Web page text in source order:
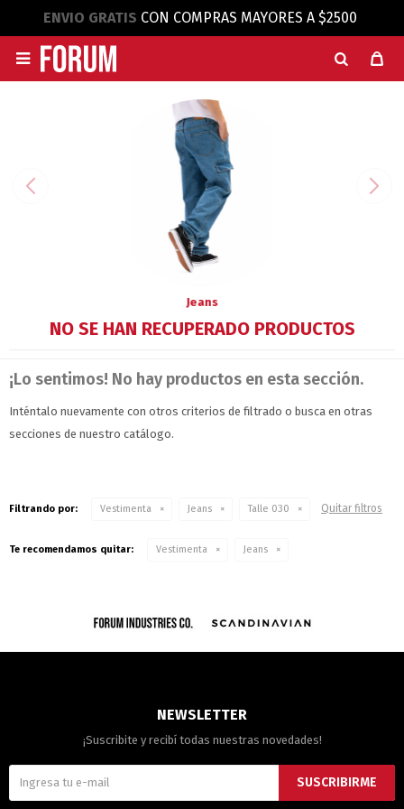
ENVIO GRATIS CON COMPRAS MAYORES A $2500

Jeans
NO SE HAN RECUPERADO PRODUCTOS
¡Lo sentimos! No hay productos en esta sección.
Inténtalo nuevamente con otros criterios de filtrado o busca en otras
secciones de nuestro catálogo.
Filtrando por: Vestimenta Jeans Talle 030 Quitar filtros
Te recomendamos quitar: Vestimenta Jeans
NEWSLETTER
¡Suscribite y recibí todas nuestras novedades!
SUSCRIBIRME